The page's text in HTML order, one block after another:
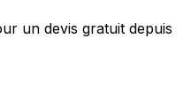
un devis gratuit depuis